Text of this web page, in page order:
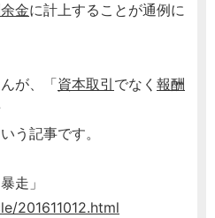
金に計上することが通例に
が、「資本取引 でなく 報酬
う記事です。
走」
201611012.html